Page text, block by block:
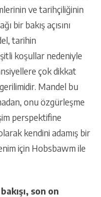
ve tarihçiliğinin
bir bakış açısını
tarihin
koşullar nedeniyle
çok dikkat
Mandel bu
onu özgürleşme
perspektifine
kendini adamış bir
için Hobsbawm ile
son on